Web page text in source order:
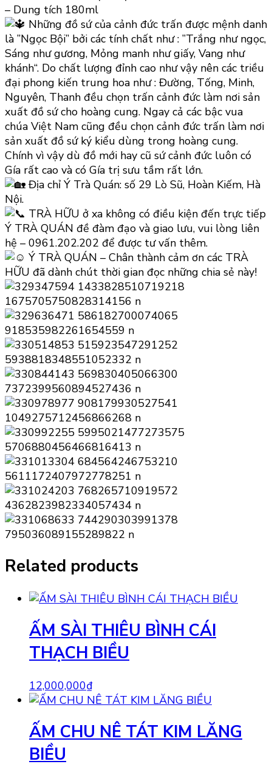
– Dung tích 180ml
Những đồ sứ của cảnh đức trấn được mệnh danh
là ”Ngọc Bội” bởi các tính chất như : ”Trắng như ngọc,
Sáng như gương, Mỏng manh như giấy, Vang như
khánh“. Do chất lượng đỉnh cao như vậy nên các triều
đại phong kiến trung hoa như : Đường, Tống, Minh,
Nguyên, Thanh đều chọn trấn cảnh đức làm nơi sản
xuất đồ sứ cho hoàng cung. Ngay cả các bậc vua
chúa Việt Nam cũng đều chọn cảnh đức trấn làm nơi
sản xuất đồ sứ ký kiểu dùng trong hoàng cung.
Chính vì vậy dù đồ mới hay cũ sứ cảnh đức luôn có
Gía rất cao và có Gía trị sưu tầm rất lớn.
Địa chỉ Ý Trà Quán: số 29 Lò Sũ, Hoàn Kiếm, Hà
Nội.
TRÀ HỮU ở xa không có điều kiện đến trực tiếp
Ý TRÀ QUÁN đề đàm đạo và giao lưu, vui lòng liên
hệ – 0961.202.202 để được tư vấn thêm.
Ý TRÀ QUÁN – Chân thành cảm ơn các TRÀ
HỮU đã dành chút thời gian đọc những chia sẻ này!
Related products
ẤM SÀI THIÊU BÌNH CÁI
THẠCH BIỀU
12,000,000₫
ẤM CHU NÊ TÁT KIM LĂNG
BIỀU